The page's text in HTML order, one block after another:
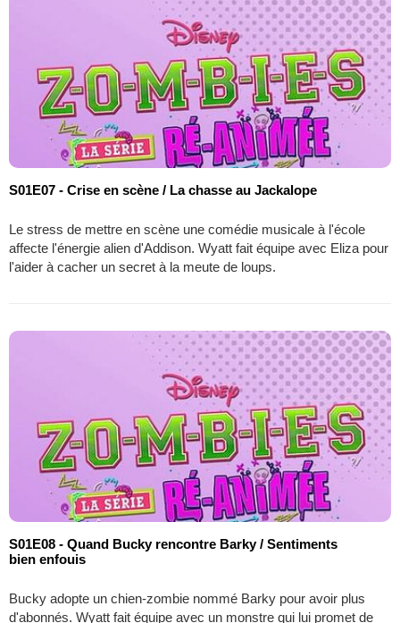
S01E07 - Crise en scène / La chasse au Jackalope
Le stress de mettre en scène une comédie musicale à l'école
affecte l'énergie alien d'Addison. Wyatt fait équipe avec Eliza pour
l'aider à cacher un secret à la meute de loups.
S01E08 - Quand Bucky rencontre Barky / Sentiments
bien enfouis
Bucky adopte un chien-zombie nommé Barky pour avoir plus
d'abonnés. Wyatt fait équipe avec un monstre qui lui promet de